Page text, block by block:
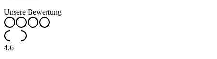
Unsere Bewertung
4.6